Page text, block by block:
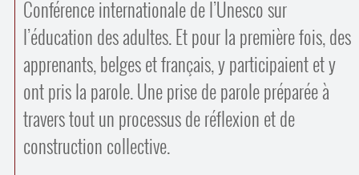
Comprendre et parler
Bienvenue en Belgique
Trouver un lieu d’alphabétisation
Conférence internationale de l’Unesco sur
l’éducation des adultes. Et pour la première fois, des
apprenants, belges et français, y participaient et y
ont pris la parole. Une prise de parole préparée à
travers tout un processus de réflexion et de
construction collective.